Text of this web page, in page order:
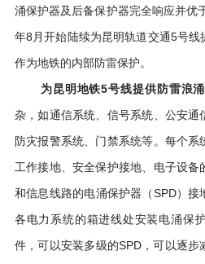
涌保护器及后备保护器完全响应并优
年8月开始陆续为昆明轨道交通5号
作为地铁的内部防雷保护。
为昆明地铁5号线提供防雷浪涌
杂，如通信系统、信号系统、公安通
防灾报警系统、门禁系统等。每个
工作接地、安全保护接地、电子设备
和信息线路的电涌保护器（SPD）接
各电力系统的箱进线处安装电涌保
件，可以安装多级的SPD，可以逐